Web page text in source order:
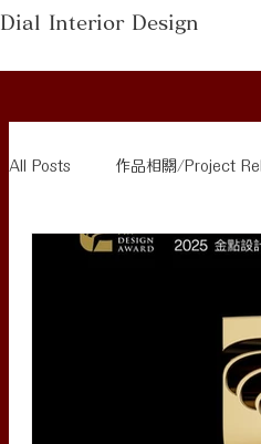
Dial Interior Design
All Posts 作品相關/Project
家具介紹/Furniture